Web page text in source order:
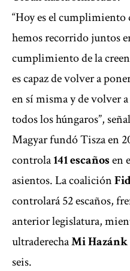
“Hoy es el
hemos recorrido juntos
cumplimiento de la
es capaz de volver a
en sí misma y de volver
todos los húngaros”,
Magyar fundó Tisza en
controla141 escañosen
asientos. La coalición
controlará 52 escaños,
anterior legislatura,
ultraderechaMi
seis.